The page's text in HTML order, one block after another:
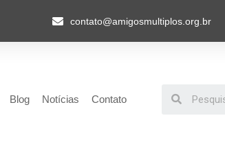
contato@amigosmultiplos.org.br
Blog Notícias Contato